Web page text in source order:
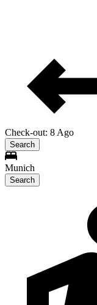
Check-out: 8 Ago
Search
Munich
Search